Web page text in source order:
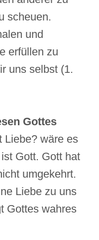
scheuen.
und
erfüllen zu
uns selbst (1.
Gottes
Liebe? wäre es
Gott. Gott hat
umgekehrt.
Liebe zu uns
Gottes wahres